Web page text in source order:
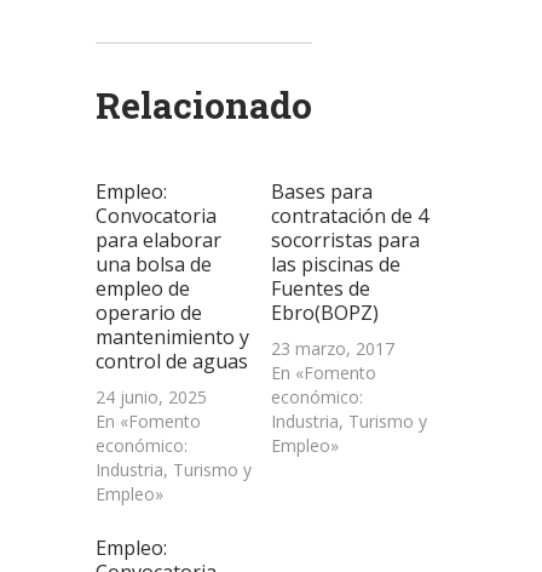
Twitter
en
una
WhatsApp
en
una
LinkedIn
en
una
en
una
ventana
nueva)
Relacionado
Empleo:
Convocatoria
para elaborar
una bolsa de
empleo de
operario de
mantenimiento y
control de aguas
24 junio, 2025
En «Fomento
económico:
Industria, Turismo y
Empleo»
Bases para
contratación de 4
socorristas para
las piscinas de
Fuentes de
Ebro(BOPZ)
23 marzo, 2017
En «Fomento
económico:
Industria, Turismo y
Empleo»
Empleo: